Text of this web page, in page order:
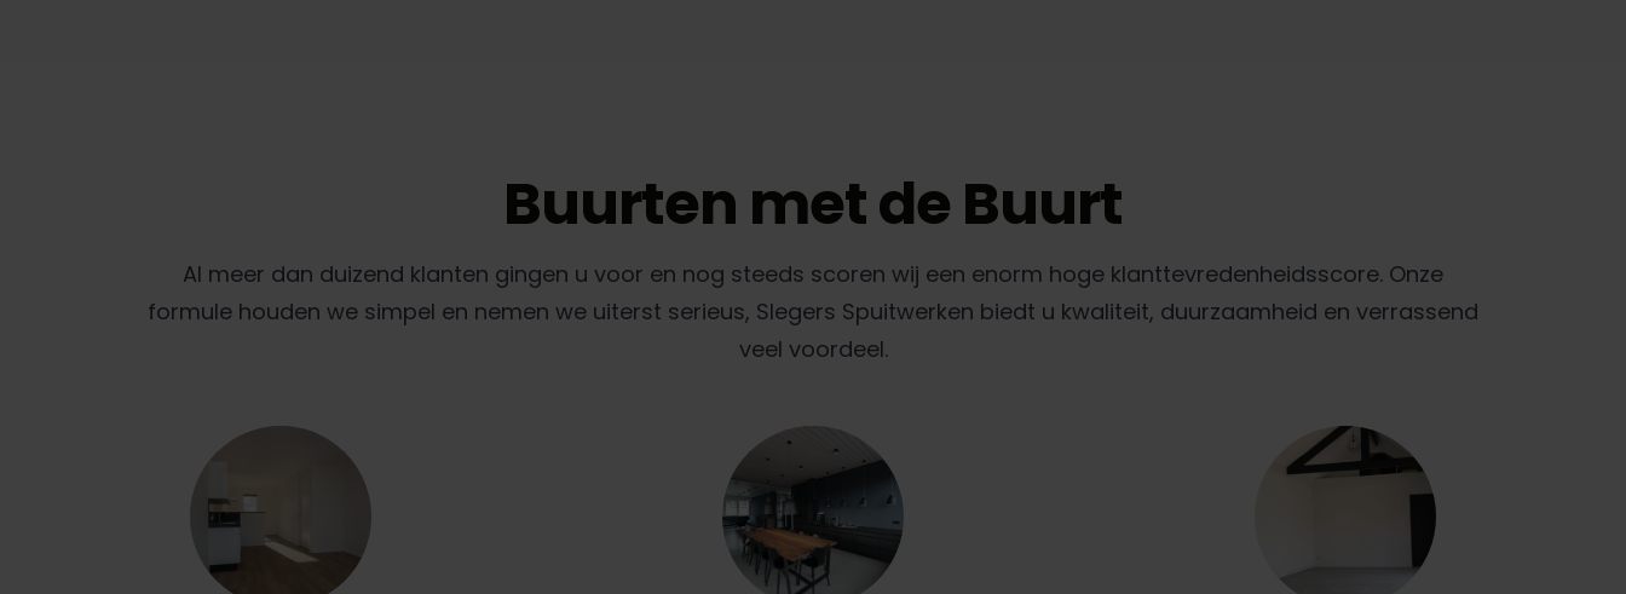
Buurten met de Buurt
Al meer dan duizend klanten gingen u voor en nog steeds scoren wij een enorm hoge klanttevredenheidsscore. Onze
formule houden we simpel en nemen we uiterst serieus, Slegers Spuitwerken biedt u kwaliteit, duurzaamheid en verrassend
veel voordeel.